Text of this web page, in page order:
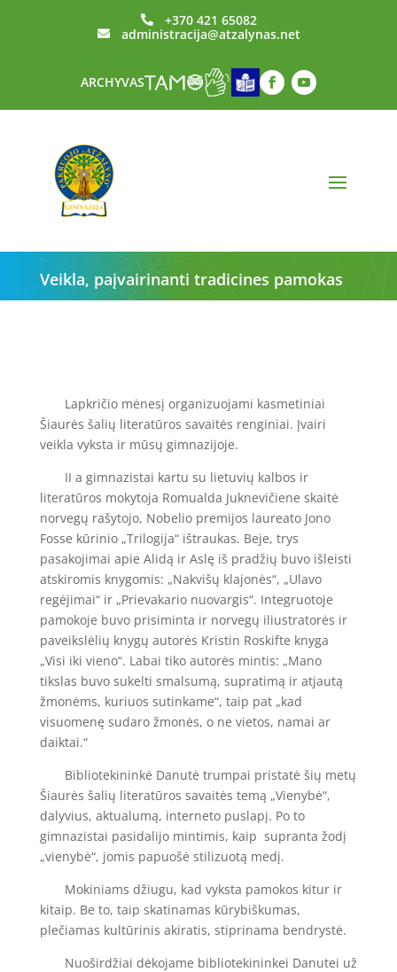
 +370 421 65082
 administracija@atzalynas.net
ARCHYVAS
Veikla, paįvairinanti tradicines pamokas
Lapkričio mėnesį organizuojami kasmetiniai
Šiaurės šalių literatūros savaitės renginiai. Įvairi
veikla vyksta ir mūsų gimnazijoje.
II a gimnazistai kartu su lietuvių kalbos ir
literatūros mokytoja Romualda Juknevičiene skaitė
norvegų rašytojo, Nobelio premijos laureato Jono
Fosse kūrinio „Trilogija“ ištraukas. Beje, trys
pasakojimai apie Alidą ir Aslę iš pradžių buvo išleisti
atskiromis knygomis: „Nakvišų klajonės“, „Ulavo
regėjimai“ ir „Prievakario nuovargis“. Integruotoje
pamokoje buvo prisiminta ir norvegų iliustratorės ir
paveikslėlių knygų autorės Kristin Roskifte knyga
„Visi iki vieno“. Labai tiko autorės mintis: „Mano
tikslas buvo sukelti smalsumą, supratimą ir atjautą
žmonėms, kuriuos sutinkame“, taip pat „kad
visuomenę sudaro žmonės, o ne vietos, namai ar
daiktai.“
Bibliotekininkė Danutė trumpai pristatė šių metų
Šiaurės šalių literatūros savaitės temą „Vienybė“,
dalyvius, aktualumą, interneto puslapį. Po to
gimnazistai pasidalijo mintimis, kaip supranta žodį
„vienybė“, jomis papuošė stilizuotą medį.
Mokiniams džiugu, kad vyksta pamokos kitur ir
kitaip. Be to, taip skatinamas kūrybiškumas,
plečiamas kultūrinis akiratis, stiprinama bendrystė.
Nuoširdžiai dėkojame bibliotekininkei Danutei už